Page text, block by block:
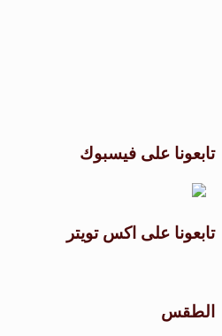
تابعونا على فيسبوك
تابعونا على اكس تويتر
الطقس